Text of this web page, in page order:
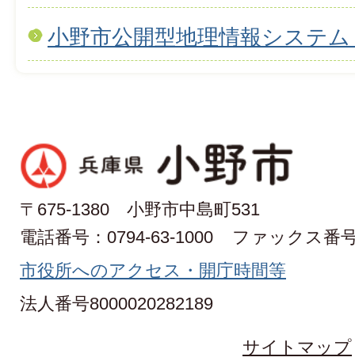
小野市公開型地理情報システ
〒675-1380 小野市中島町531
電話番号：0794-63-1000
ファックス番
市役所へのアクセス・開庁時間等
法人番号8000020282189
サイトマップ